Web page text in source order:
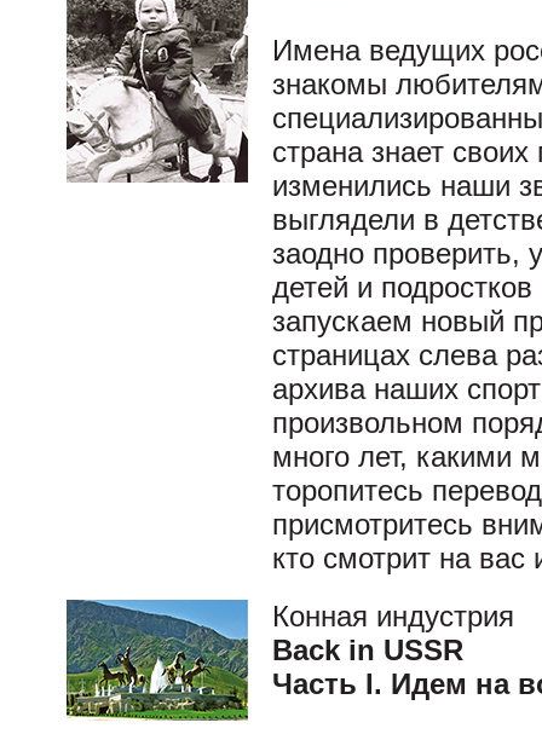
Имена ведущих
знакомы
страна знает
изменились наши
выглядели в
заодно проверить,
детей и
запускаем новый
страницах слева
архива наших
произвольном
много лет, какими
торопитесь
присмотритесь
кто смотрит на вас
Конная индустрия
Back in USSR
Часть I. Идем на